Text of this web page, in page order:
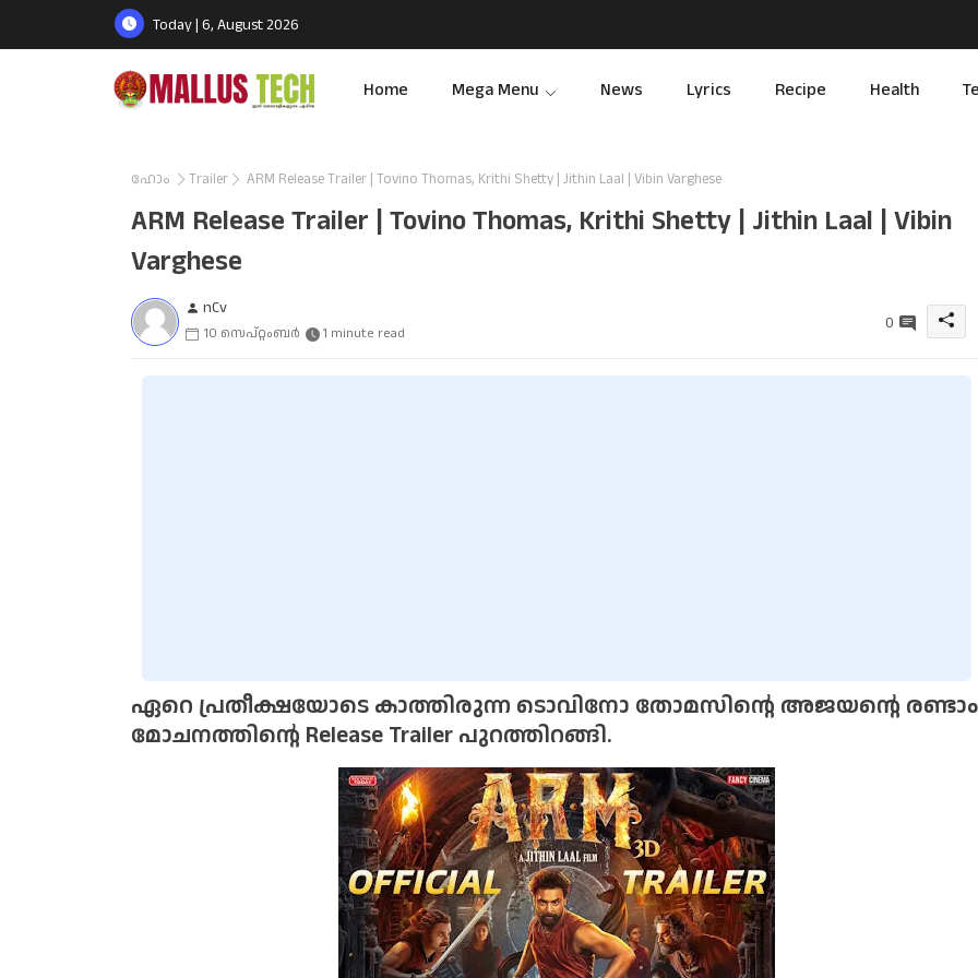
Today | 6, August 2026
Home Mega Menu News Lyrics Recipe Health
ഹോം Trailer ARM Release Trailer | Tovino Thomas, Krithi Shetty | Jithin Laal | Vibin Varghese
ARM Release Trailer | Tovino Thomas, Krithi Shetty | Jithin Laal | Vibin
Varghese
nCv
10 സെപ്റ്റംബർ 1 minute read 0
ഏറെ പ്രതീക്ഷയോടെ കാത്തിരുന്ന ടൊവിനോ തോമസിൻ്റെ അജയൻ്റെ രണ്ടാം
മോചനത്തിൻ്റെ Release Trailer പുറത്തിറങ്ങി.